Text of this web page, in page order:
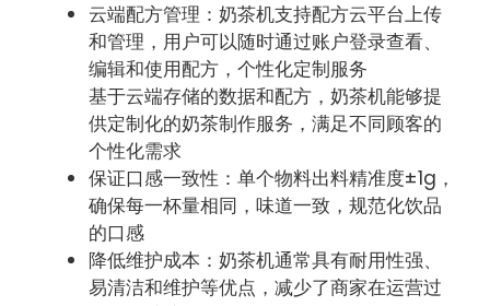
云端配方管理：奶茶机支持配方云平台上传
和管理，用户可以随时通过账户登录查看、
编辑和使用配方，个性化定制服务
基于云端存储的数据和配方，奶茶机能够提
供定制化的奶茶制作服务，满足不同顾客的
个性化需求
保证口感一致性：单个物料出料精准度±1g，
确保每一杯量相同，味道一致，规范化饮品
的口感
降低维护成本：奶茶机通常具有耐用性强、
易清洁和维护等优点，减少了商家在运营过